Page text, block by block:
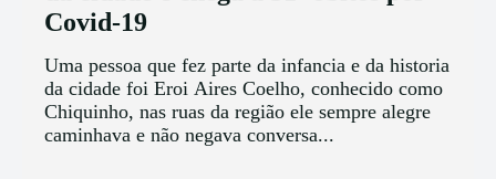
Covid-19
Uma pessoa que fez parte da infancia e da historia
da cidade foi Eroi Aires Coelho, conhecido como
Chiquinho, nas ruas da região ele sempre alegre
caminhava e não negava conversa...